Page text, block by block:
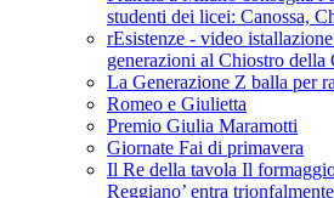
studenti dei licei: Canossa,
rEsistenze - video
generazioni al Chiostro della
La Generazione Z balla per
Romeo e Giulietta
Premio Giulia Maramotti
Giornate Fai di primavera
Il Re della tavola Il
Reggiano’ entra